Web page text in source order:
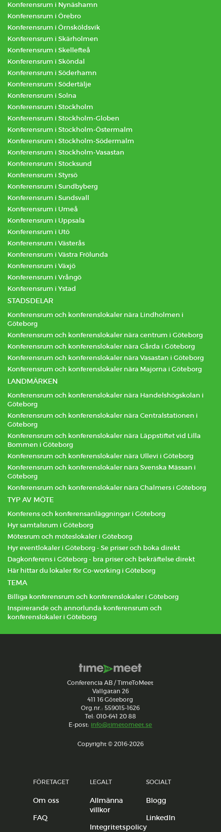
Konferensrum i Nynäshamn
Konferensrum i Örebro
Konferensrum i Örnsköldsvik
Konferensrum i Skärholmen
Konferensrum i Skellefteå
Konferensrum i Sköndal
Konferensrum i Söderhamn
Konferensrum i Södertälje
Konferensrum i Solna
Konferensrum i Stockholm
Konferensrum i Stockholm-Globen
Konferensrum i Stockholm-Östermalm
Konferensrum i Stockholm-Södermalm
Konferensrum i Stockholm-Vasastan
Konferensrum i Stocksund
Konferensrum i Styrsö
Konferensrum i Sundbyberg
Konferensrum i Sundsvall
Konferensrum i Umeå
Konferensrum i Uppsala
Konferensrum i Utö
Konferensrum i Västerås
Konferensrum i Västra Frölunda
Konferensrum i Växjö
Konferensrum i Vrångö
Konferensrum i Ystad
STADSDELAR
Konferensrum och konferenslokaler nära Lindholmen i
Göteborg
Konferensrum och konferenslokaler nära centrum i Göteborg
Konferensrum och konferenslokaler nära Gårda i Göteborg
Konferensrum och konferenslokaler nära Vasastan i Göteborg
Konferensrum och konferenslokaler nära Majorna i Göteborg
LANDMÄRKEN
Konferensrum och konferenslokaler nära Handelshögskolan i
Göteborg
Konferensrum och konferenslokaler nära Centralstationen i
Göteborg
Konferensrum och konferenslokaler nära Läppstiftet vid Lilla
Bommen i Göteborg
Konferensrum och konferenslokaler nära Ullevi i Göteborg
Konferensrum och konferenslokaler nära Svenska Mässan i
Göteborg
Konferensrum och konferenslokaler nära Chalmers i Göteborg
TYP AV MÖTE
Konferens och konferensanläggningar i Göteborg
Hyr samtalsrum i Göteborg
Mötesrum och möteslokaler i Göteborg
Hyr eventlokaler i Göteborg - Se priser och boka direkt
Dagkonferens i Göteborg - bra priser och bekräftelse direkt
Här hittar du lokaler för Co-working i Göteborg
TEMA
Billiga konferensrum och konferenslokaler i Göteborg
Inspirerande och annorlunda konferensrum och
konferenslokaler i Göteborg
Conferencia AB / TimeToMeet
Vallgatan 26
411 16 Göteborg
Org.nr.: 559015-1626
Tel: 010-641 20 88
E-post: info@timetomeet.se
Copyright © 2016-2026
FÖRETAGET
Om oss
FAQ
LEGALT
Allmänna
villkor
Integritetspolicy
SOCIALT
Blogg
LinkedIn